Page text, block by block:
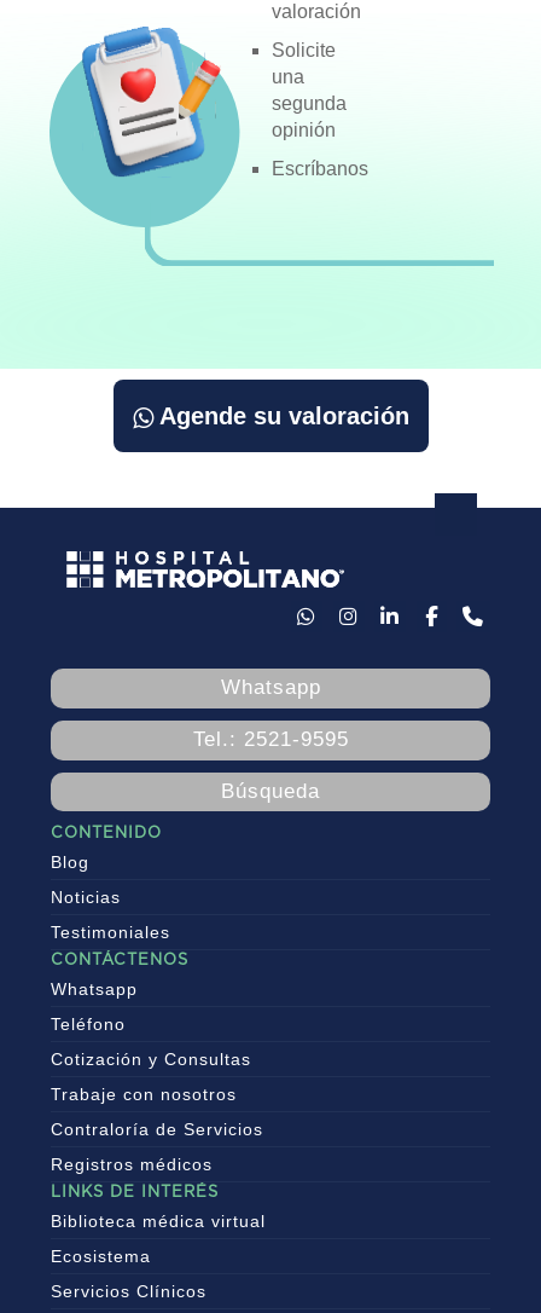
valoración
Solicite
una
segunda
opinión
Escríbanos
Agende su valoración
Whatsapp
Tel.: 2521-9595
Búsqueda
CONTENIDO
Blog
Noticias
Testimoniales
CONTÁCTENOS
Whatsapp
Teléfono
Cotización y Consultas
Trabaje con nosotros
Contraloría de Servicios
Registros médicos
LINKS DE INTERÉS
Biblioteca médica virtual
Ecosistema
Servicios Clínicos